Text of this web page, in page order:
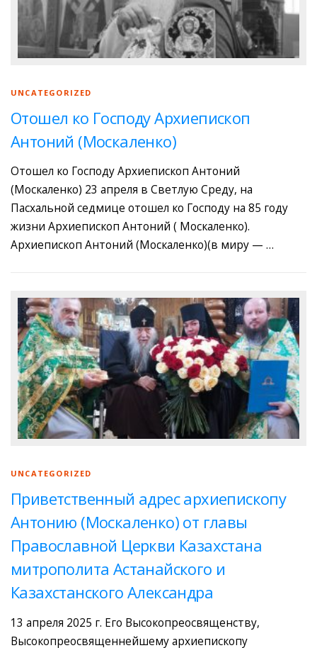
UNCATEGORIZED
Отошел ко Господу Архиепископ
Антоний (Москаленко)
Отошел ко Господу Архиепископ Антоний
(Москаленко) 23 апреля в Светлую Среду, на
Пасхальной седмице отошел ко Господу на 85 году
жизни Архиепископ Антоний ( Москаленко).
Архиепископ Антоний (Москаленко)(в миру — …
UNCATEGORIZED
Приветственный адрес архиепископу
Антонию (Москаленко) от главы
Православной Церкви Казахстана
митрополита Астанайского и
Казахстанского Александра
13 апреля 2025 г. Его Высокопреосвященству,
Высокопреосвященнейшему архиепископу